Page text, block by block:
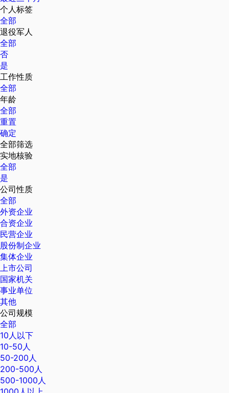
个人标签
全部
退役军人
全部
否
是
工作性质
全部
年龄
全部
重置
确定
全部筛选
实地核验
全部
是
公司性质
全部
外资企业
合资企业
民营企业
股份制企业
集体企业
上市公司
国家机关
事业单位
其他
公司规模
全部
10人以下
10-50人
50-200人
200-500人
500-1000人